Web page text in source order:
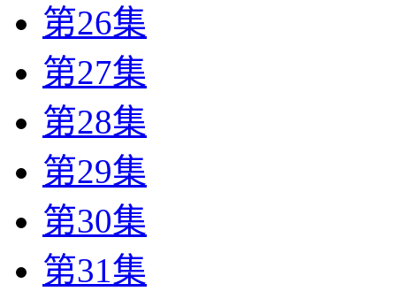
第26集
第27集
第28集
第29集
第30集
第31集